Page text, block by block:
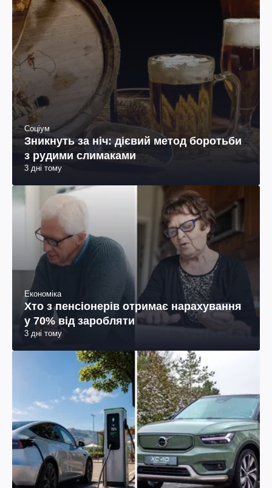
Соціум
Зникнуть за ніч: дієвий метод боротьби
з рудими слимаками
3 дні тому
Економіка
Хто з пенсіонерів отримає нарахування
у 70% від заробляти
3 дні тому